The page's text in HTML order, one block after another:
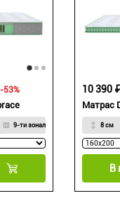
9-ти зональный НПБ
-53%
Матрас
8 см
10 390
В